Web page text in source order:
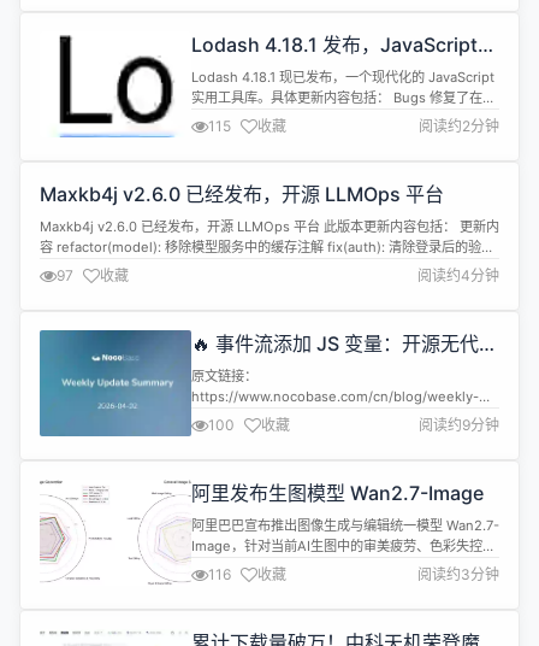
架。 公告称，在SWE-bench系列真实编程任务测
任务NL2Repo，以及Claw-Eval...
Lodash 4.18.1 发布，JavaScript
实用工具库
Lodash 4.18.1 现已发布，一个现代化的 JavaScript
实用工具库。具体更新内容包括： Bugs 修复了在使
用模块化构建版本中的template和fromPairs函数
时，lodash、lodash-es、lodash-amd和
lodash.template中出现的ReferenceError问题。
115 收藏 阅读约2分钟
Maxkb4j v2.6.0 已经发布，开源 LLMOps 平台
Maxkb4j v2.6.0 已经发布，开源 LLMOps 平台 此版本更新内容包括： 更新内
容 refactor(model): 移除模型服务中的缓存注解 fix(auth): 清除登录后的验证
码 更新ui资源 Merge branch 'refs/heads/dev' fix(application): 解决应用图
标更新时的空值问题 refactor(k...
97 收藏 阅读约4分钟
🔥 事件流添加 JS 变量：开源无代码
/ 低代码平台 NocoBase
原文链接：
https://www.nocobase.com/cn/blog/weekly-
updates-20260402 汇总一周产品更新日志，最新
发布可以前往我们的博客查看。 NocoBase 目前更
新包括的版本更新包括三个分支：main ，next和
装此版本。 next：包含即将发布的新功能，...
100 收藏 阅读约9分钟
阿里发布生图模型 Wan2.7-Image
阿里巴巴宣布推出图像生成与编辑统一模型 Wan2.7-
Image，针对当前AI生图中的审美疲劳、色彩失控等
痛点带来了更具“活人感”的人物生成、精准的色彩控
制以及超长文本渲染能力。 基于更大规模数据及尺寸
训练而成的 Wan2.7-Image-pro 也同步上线，生成
116 收藏 阅读约3分钟